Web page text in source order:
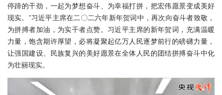
停蹄的干劲，一起为梦想奋斗、为幸福打拼，把宏伟愿景变成美好
现实。”习近平主席在二〇二六年新年贺词中，再次向奋斗者致敬，
为拼搏者加油，为实干者点赞。习近平主席的新年贺词，充满温暖
力量，饱含期许厚望，必将凝聚起亿万人民逐梦前行的磅礴力量，
让强国建设、民族复兴的美好愿景在全体人民的团结拼搏奋斗中化
为壮丽现实。